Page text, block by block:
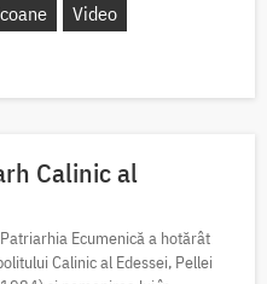
Video
Calinic al
Ecumenică a hotărât
Calinic al Edessei, Pellei